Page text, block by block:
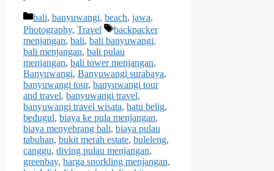
Categories
bali, banyuwangi, beach, jawa,
Photography, Travel Tags
backpacker
menjangan, bali, bali banyuwangi,
bali menjangan, bali pulau
menjangan, bali tower menjangan,
Banyuwangi, Banyuwangi surabaya,
banyuwangi tour, banyuwangi tour
and travel, banyuwangi travel,
banyuwangi travel wisata, batu belig,
bedugul, biaya ke pula menjangan,
biaya menyebrang bali, biaya pulau
tabuhan, bukit merah estate, buleleng,
canggu, diving pulau menjangan,
greenbay, harga snorkling menjangan,